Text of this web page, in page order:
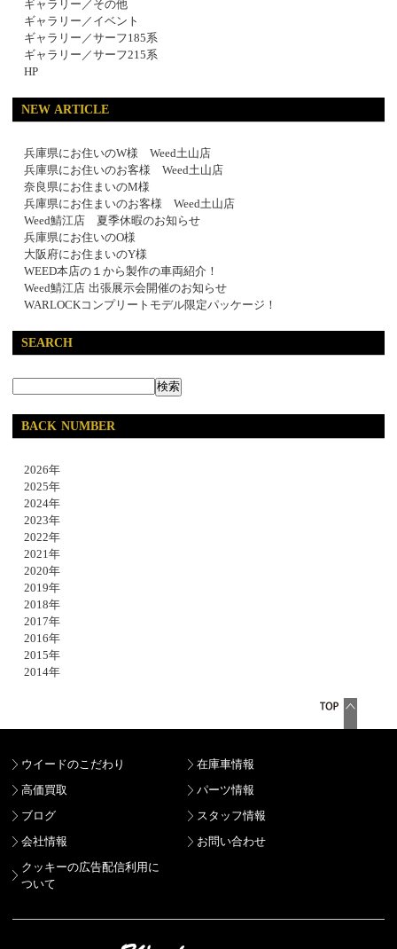
ギャラリー／その他
ギャラリー／イベント
ギャラリー／サーフ185系
ギャラリー／サーフ215系
HP
NEW ARTICLE
兵庫県にお住いのW様 Weed土山店
兵庫県にお住いのお客様 Weed土山店
奈良県にお住まいのM様
兵庫県にお住まいのお客様 Weed土山店
Weed鯖江店 夏季休暇のお知らせ
兵庫県にお住いのO様
大阪府にお住まいのY様
WEED本店の１から製作の車両紹介！
Weed鯖江店 出張展示会開催のお知らせ
WARLOCKコンプリートモデル限定パッケージ！
SEARCH
BACK NUMBER
2026年
2025年
2024年
2023年
2022年
2021年
2020年
2019年
2018年
2017年
2016年
2015年
2014年
ウイードのこだわり
在庫車情報
高価買取
パーツ情報
ブログ
スタッフ情報
会社情報
お問い合わせ
クッキーの広告配信利用に
ついて